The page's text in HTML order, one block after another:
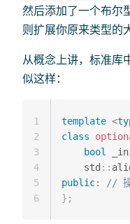
然后添加了一个布尔
则扩展你原来类型的
从概念上讲，标准库
似这样：
template <
class
bool
    std
::
public:
//
} ;
1
2
3
4
5
6